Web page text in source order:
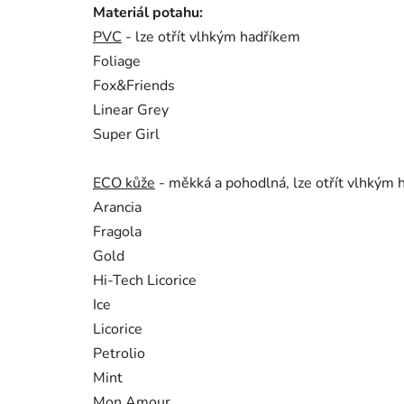
Materiál potahu:
PVC - lze otřít vlhkým hadříkem
Foliage
Fox&Friends
Linear Grey
Super Girl
ECO kůže - měkká a pohodlná, lze otřít vlhkým
Arancia
Fragola
Gold
Hi-Tech Licorice
Ice
Licorice
Petrolio
Mint